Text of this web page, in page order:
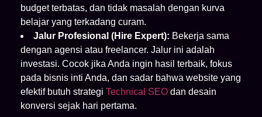
budget terbatas, dan tidak masalah dengan kurva
belajar yang terkadang curam.
Jalur Profesional (Hire Expert): Bekerja sama
dengan agensi atau freelancer. Jalur ini adalah
investasi. Cocok jika Anda ingin hasil terbaik, fokus
pada bisnis inti Anda, dan sadar bahwa website yang
efektif butuh strategi Technical SEO dan desain
konversi sejak hari pertama.